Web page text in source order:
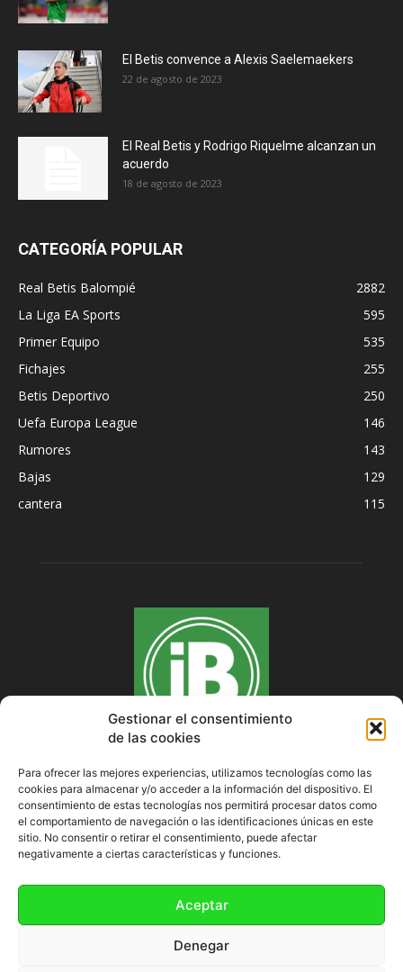
Gestionar el consentimiento
de las cookies
Para ofrecer las mejores experiencias, utilizamos tecnologías como las
cookies para almacenar y/o acceder a la información del dispositivo. El
consentimiento de estas tecnologías nos permitirá procesar datos como
el comportamiento de navegación o las identificaciones únicas en este
sitio. No consentir o retirar el consentimiento, puede afectar
negativamente a ciertas características y funciones.
Aceptar
Denegar
El Betis convence a Alexis Saelemaekers
22 de agosto de 2023
El Real Betis y Rodrigo Riquelme alcanzan un
acuerdo
18 de agosto de 2023
CATEGORÍA POPULAR
Real Betis Balompié
2882
La Liga EA Sports
595
Primer Equipo
535
Fichajes
255
Betis Deportivo
250
Uefa Europa League
146
Rumores
143
Bajas
129
cantera
115
SOBRE NOSOTROS